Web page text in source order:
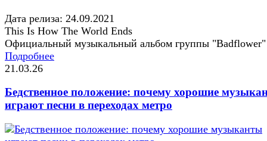
Дата релиза: 24.09.2021
This Is How The World Ends
Официальный музыкальный альбом группы "Badflower"
Подробнее
21.03.26
Бедственное положение: почему хорошие
играют песни в переходах метро